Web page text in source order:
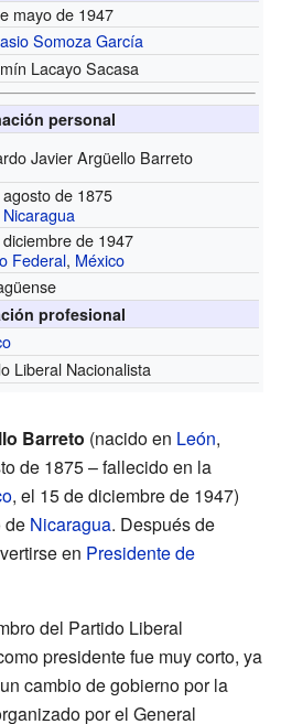
mayo de 1947
Somoza García
Lacayo Sacasa
personal
Javier Argüello Barreto
de 1875
Nicaragua
de 1947
Federal, México
profesional
Liberal Nacionalista
Barreto (nacido en León,
de 1875 – fallecido en la
, el 15 de diciembre de 1947)
de Nicaragua. Después de
en Presidente de
del Partido Liberal
presidente fue muy corto, ya
cambio de gobierno por la
por el General